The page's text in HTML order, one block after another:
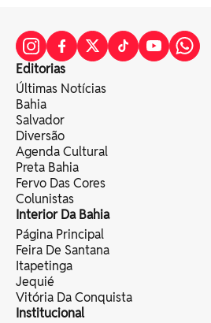
Editorias
Últimas Notícias
Bahia
Salvador
Diversão
Agenda Cultural
Preta Bahia
Fervo Das Cores
Colunistas
Interior Da Bahia
Página Principal
Feira De Santana
Itapetinga
Jequié
Vitória Da Conquista
Institucional